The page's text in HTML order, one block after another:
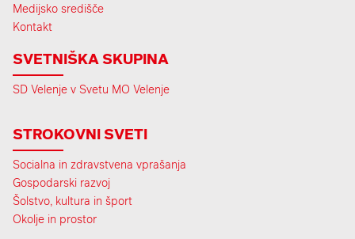
Medijsko središče
Kontakt
SVETNIŠKA SKUPINA
SD Velenje v Svetu MO Velenje
STROKOVNI SVETI
Socialna in zdravstvena vprašanja
Gospodarski razvoj
Šolstvo, kultura in šport
Okolje in prostor